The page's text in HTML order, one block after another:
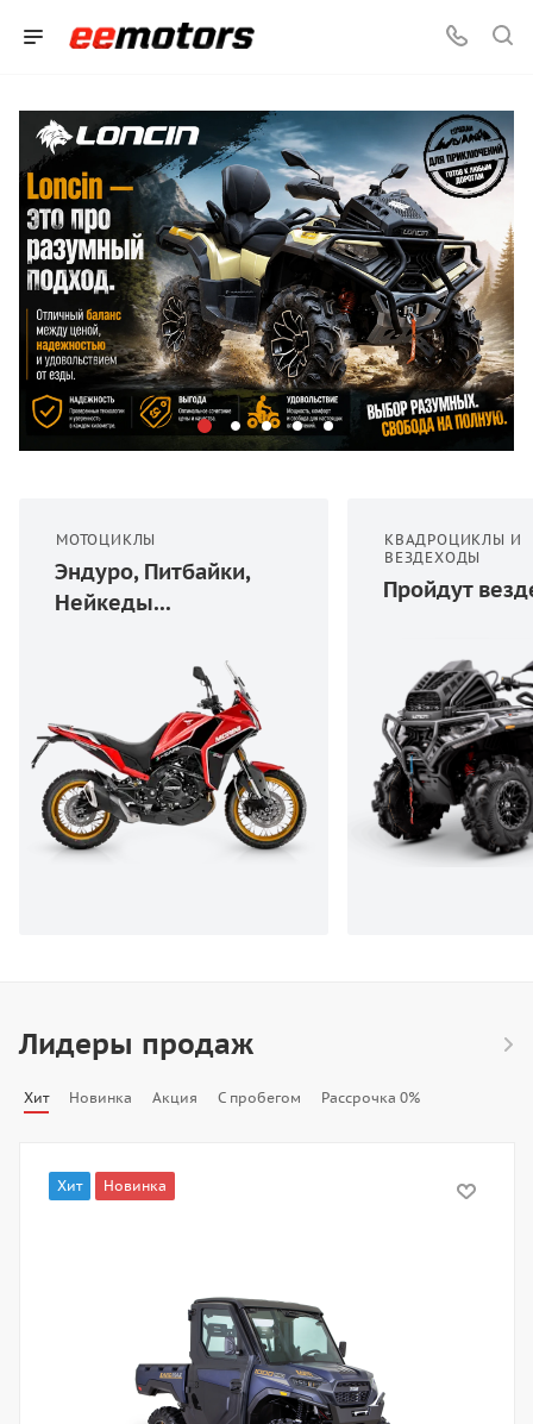
МОТОЦИКЛЫ
Эндуро, Питбайки,
Нейкеды...
КВАДРОЦИКЛЫ И
ВЕЗДЕХОДЫ
Пройдут
Лидеры продаж
Хит Новинка Акция С пробегом Рассрочка 0%
Хит Новинка